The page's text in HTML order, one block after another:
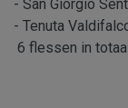
- San Giorgio
- Tenuta
6 flessen in